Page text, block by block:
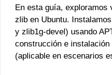
En esta guía,
zlib en Ubuntu.
y zlib1g-devel) usando
construcción e
(aplicable en escenarios